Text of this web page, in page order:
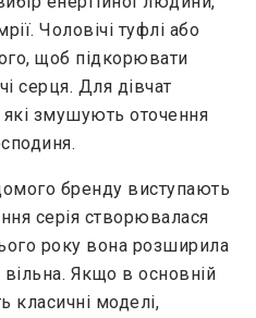
Чоловічі туфлі або
щоб підкорювати
серця. Для дівчат
змушують оточення
бренду виступають
серія створювалася
року вона розширила
Якщо в основній
класичні моделі,